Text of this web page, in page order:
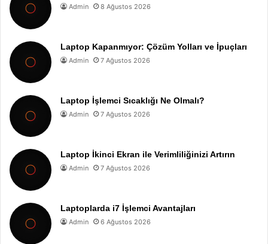
Admin 8 Ağustos 2026
Laptop Kapanmıyor: Çözüm Yolları ve İpuçları
Admin 7 Ağustos 2026
Laptop İşlemci Sıcaklığı Ne Olmalı?
Admin 7 Ağustos 2026
Laptop İkinci Ekran ile Verimliliğinizi Artırın
Admin 7 Ağustos 2026
Laptoplarda i7 İşlemci Avantajları
Admin 6 Ağustos 2026